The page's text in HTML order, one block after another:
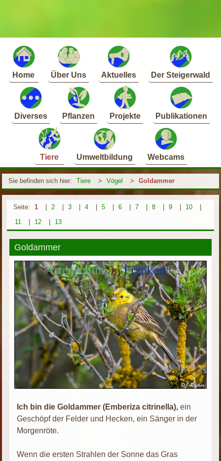
Home Über Uns Aktuelles Der Steigerwald
Diverses Pflanzen Projekte Publikationen
Tiere Umweltbildung Webcams
Sie befinden sich hier: Tiere > Vögel > Goldammer
Seite: 1 | 2 | 3 | 4 | 5 | 6 | 7 | 8 | 9 | 10
|
11
| 12 | 13
Goldammer
Ich bin die Goldammer (Emberiza citrinella),ein
Geschöpf der Felder und Hecken, ein Sänger in der
Morgenröte.
Wenn die ersten Strahlen der Sonne das Gras